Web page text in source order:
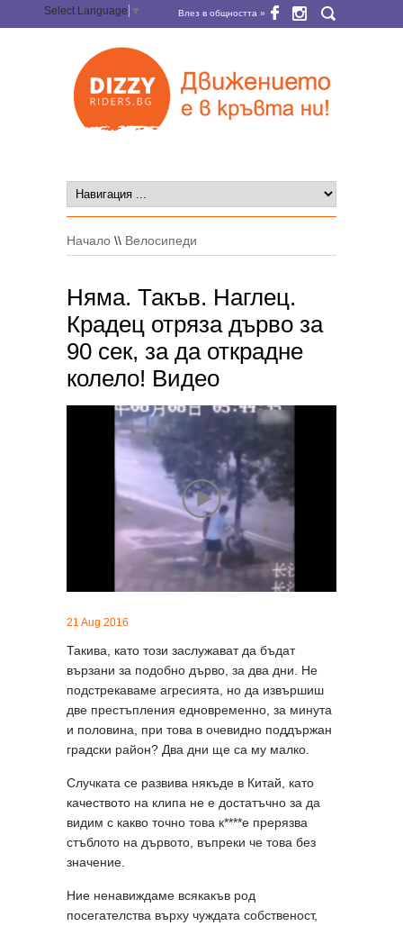
Select Language ▼ Влез в общността »
Начало \\ Велосипеди
Няма. Такъв. Наглец.
Крадец отряза дърво за
90 сек, за да открадне
колело! Видео
21 Aug 2016
Такива, като този заслужават да бъдат
вързани за подобно дърво, за два дни. Не
подстрекаваме агресията, но да извършиш
две престъпления едновременно, за минута
и половина, при това в очевидно поддържан
градски район? Два дни ще са му малко.
Случката се развива някъде в Китай, като
качеството на клипа не е достатъчно за да
видим с какво точно това к****е прерязва
стъблото на дървото, въпреки че това без
значение.
Ние ненавиждаме всякакъв род
посегателства върху чуждата собственост,